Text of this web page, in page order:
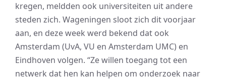
kregen, meldden ook universiteiten uit andere
steden zich. Wageningen sloot zich dit voorjaar
aan, en deze week werd bekend dat ook
Amsterdam (UvA, VU en Amsterdam UMC) en
Eindhoven volgen. “Ze willen toegang tot een
netwerk dat hen kan helpen om onderzoek naar